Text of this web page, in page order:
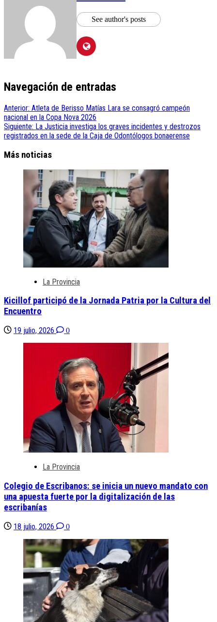
See author's posts
Navegación de entradas
Anterior: Atleta de Berisso Matías Lara se consagró campeón
nacional en la Copa Nova 2026
Siguiente: La Justicia investiga los graves incidentes y destrozos
registrados en la sede de la Caja de Odontólogos bonaerense
Más noticias
La Provincia
Kicillof participó de la Jornada Patria por la Cultura del
Encuentro
19 julio, 2026 0
La Provincia
Colegio de Escribanos: se inicia un nuevo mandato con
una apuesta fuerte por la digitalización de las
escribanías
18 julio, 2026 0